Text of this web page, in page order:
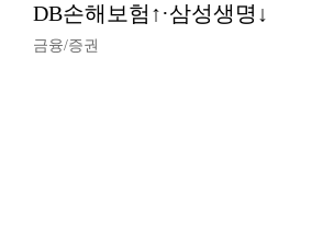
DB손해보험↑·삼성생명↓
금융/증권